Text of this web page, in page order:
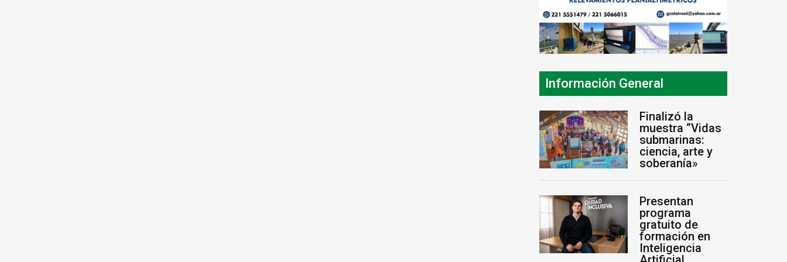
Información General
Finalizó la
muestra “Vidas
submarinas:
ciencia, arte y
soberanía»
Presentan
programa
gratuito de
formación en
Inteligencia